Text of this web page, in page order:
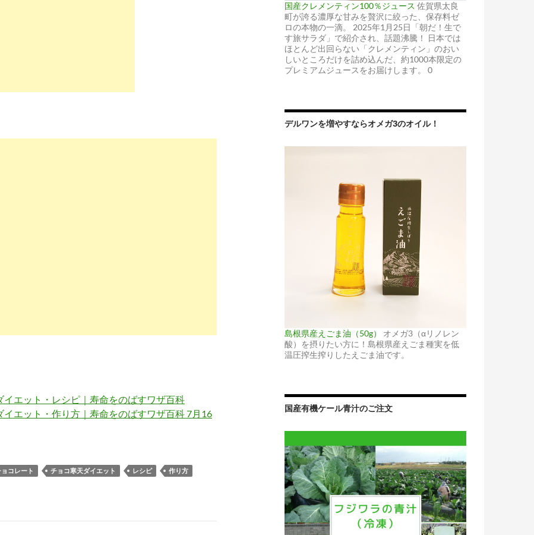
イエット・レシピ｜寿命をのばすワザ百科
イエット・作り方｜寿命をのばすワザ百科 7月16
コレート チョコ寒天ダイエット レシピ
作り方
国産クレメンティン100％ジュース 佐賀県太良
町が誇る濃厚な甘みを贅沢に絞った、保存料ゼ
ロの本物の一滴。 2025年1月25日「朝だ！生で
す旅サラダ」で紹介され、話題沸騰！ 日本では
ほとんど出回らない「クレメンティン」のおい
しいところだけを詰め込んだ、約1000本限定の
プレミアムジュースをお届けします。 0
デルワンを増やすならオメガ3のオイル！
島根県産えごま油（50g）
オメガ3（αリノレン
酸）を摂りたい方に！島根県産えごま種実を低
温圧搾生搾りしたえごま油です。
国産有機ケール青汁のご注文